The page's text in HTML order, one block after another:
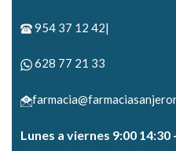
954 37 12 42|
628 77 21 33
Lunes a viernes 9:00 14:30